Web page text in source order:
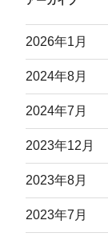
2026年1月
2024年8月
2024年7月
2023年12月
2023年8月
2023年7月